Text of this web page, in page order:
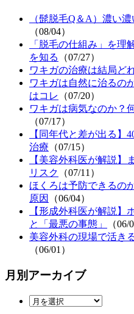
（髭脱毛Q＆A）濃い
（08/04）
「脱毛の仕組み」を理
を知る
（07/27）
ワキガの治療は結局ど
ワキガは自然に治るの
はコレ
（07/20）
ワキガは病気なのか？
（07/17）
【同年代と差が出る】
治療 （07/15）
【美容外科医が解説】
リスク
（07/11）
ほくろは予防できるの
原因
（06/04）
【形成外科医が解説】
と「最悪の事態」
（06/
美容外科の現場で活き
（06/01）
月別アーカイブ